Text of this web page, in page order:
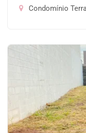
Condomínio